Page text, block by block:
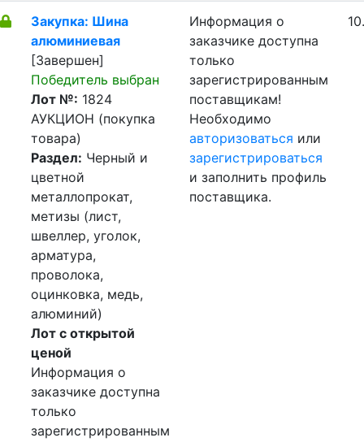
Закупка: Шина
алюминиевая
[Завершен]
Победитель выбран
Лот №: 1824
АУКЦИОН (покупка
товара)
Раздел: Черный и
цветной
металлопрокат,
метизы (лист,
швеллер, уголок,
арматура,
проволока,
оцинковка, медь,
алюминий)
Лот с открытой
ценой
Информация о
заказчике доступна
только
зарегистрированным
Информация о
заказчике доступна
только
зарегистрированным
поставщикам!
Необходимо
авторизоваться или
зарегистрироваться
и заполнить профиль
поставщика.